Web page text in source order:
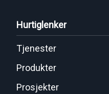
Hurtiglenker
Tjenester
Produkter
Prosjekter